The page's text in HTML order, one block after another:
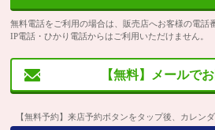
無料電話をご利用の場合は、販売店へお客様の電話
IP電話・ひかり電話からはご利用いただけません。
【無料】メールで
【無料予約】来店予約ボタンをタップ後、カレン